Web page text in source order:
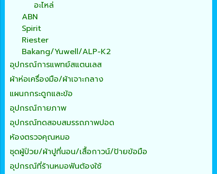
อะไหล่
ABN
Spirit
Riester
Bakang/Yuwell/ALP-K2
อุปกรณ์การแพทย์สแตนเลส
ผ้าห่อเครื่องมือ/ผ้าเจาะกลาง
แผนกกระดูกและข้อ
อุปกรณ์กายภาพ
อุปกรณ์ทดสอบสมรรถภาพปอด
ห้องตรวจคุณหมอ
ชุดผู้ป่วย/ผ้าปูที่นอน/เสื้อกาวน์/ป้ายข้อมือ
อุปกรณ์ที่ร้านหมอฟันต้องใช้